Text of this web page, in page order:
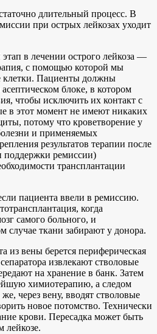
длительный процесс. В
при острых лейкозах уходит
в лечении острого лейкоза —
с помощью которой мы
клетки. Пациенты должны
блоке, в котором
чтобы исключить их контакт с
в этот момент не имеют никаких
потому что кроветворение у
и применяемых
результатов терапии после
поддержки ремиссии)
трансплантации
пациента ввели в ремиссию.
когда
самого больного, и
случае ткани забирают у донора.
из вены берется периферическая
извлекают стволовые
на хранение в банк. Затем
химиотерапию, а следом
через вену, вводят стволовые
новое потомство. Технически
крови. Пересадка может быть
лейкозе.